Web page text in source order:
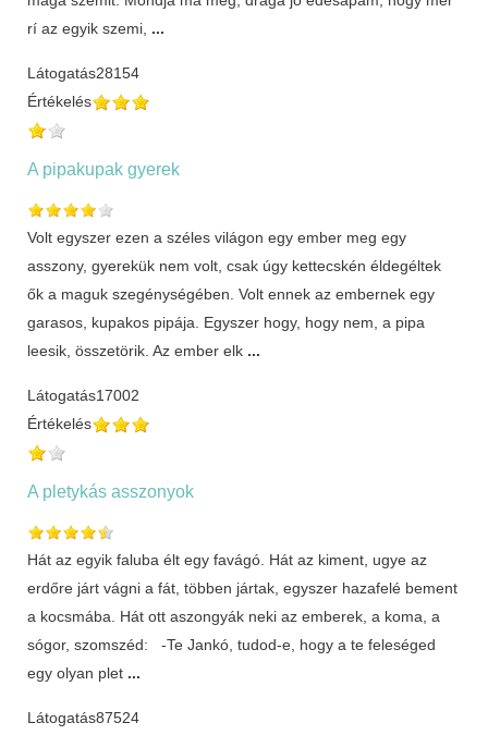
rí az egyik szemi, ...
Látogatás28154
Értékelés
A pipakupak gyerek
Volt egyszer ezen a széles világon egy ember meg egy
asszony, gyerekük nem volt, csak úgy kettecskén éldegéltek
ők a maguk szegénységében. Volt ennek az embernek egy
garasos, kupakos pipája. Egyszer hogy, hogy nem, a pipa
leesik, összetörik. Az ember elk ...
Látogatás17002
Értékelés
A pletykás asszonyok
Hát az egyik faluba élt egy favágó. Hát az kiment, ugye az
erdőre járt vágni a fát, többen jártak, egyszer hazafelé bement
a kocsmába. Hát ott aszongyák neki az emberek, a koma, a
sógor, szomszéd: -Te Jankó, tudod-e, hogy a te feleséged
egy olyan plet ...
Látogatás87524